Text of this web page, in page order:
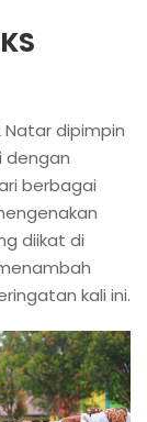
Natar dipimpin
dengan
berbagai
diikat di
kali ini.